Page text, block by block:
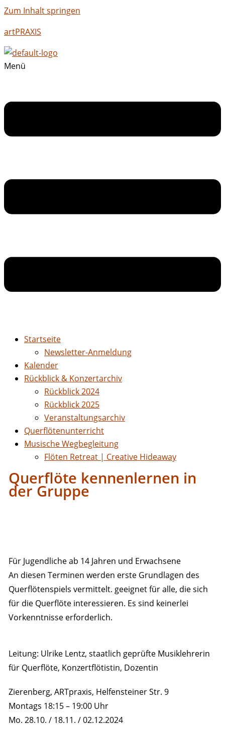
Zum Inhalt springen
artPRAXIS
Menü
Startseite
Newsletter-Anmeldung
Kalender
Rückblick & Konzertarchiv
Rückblick 2024
Rückblick 2025
Veranstaltungsarchiv
Querflötenunterricht
Musische Wegbegleitung
Flöten Retreat | Creative Hideaway
Querflöte kennenlernen in
der Gruppe
Für Jugendliche ab 14 Jahren und Erwachsene
An diesen Terminen werden erste Grundlagen des
Querflötenspiels vermittelt. geeignet für alle, die sich
für die Querflöte interessieren. Es sind keinerlei
Vorkenntnisse erforderlich.
Leitung: Ulrike Lentz, staatlich geprüfte Musiklehrerin
für Querflöte, Konzertflötistin, Dozentin
Zierenberg, ARTpraxis, Helfensteiner Str. 9
Montags 18:15 – 19:00 Uhr
Mo. 28.10. / 18.11. / 02.12.2024